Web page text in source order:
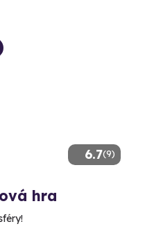
6.7(9)
hra